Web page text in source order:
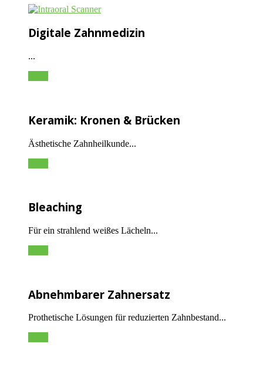
Digitale Zahnmedizin
...
Keramik: Kronen & Brücken
Ästhetische Zahnheilkunde...
Bleaching
Für ein strahlend weißes Lächeln...
Abnehmbarer Zahnersatz
Prothetische Lösungen für reduzierten Zahnbestand...